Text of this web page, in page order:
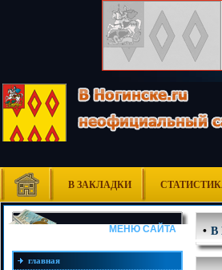
В ЗАКЛАДКИ
МЕНЮ САЙТА
главная
•В